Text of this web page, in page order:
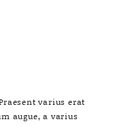
varius erat
augue, a varius